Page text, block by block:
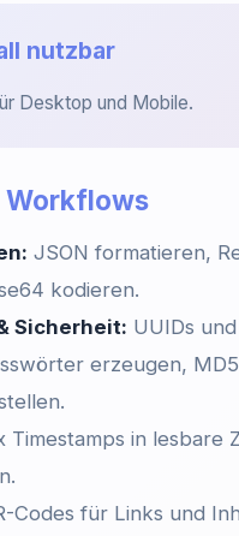
nutzbar
Desktop und Mobile.
Workflows
JSON formatieren,
kodieren.
Sicherheit: UUIDs und
erzeugen,
Timestamps in lesbare
Codes für Links und